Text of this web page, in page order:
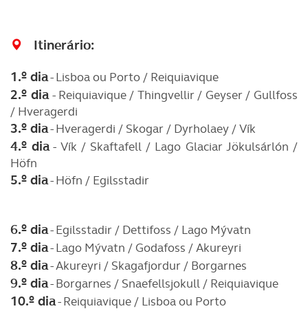
Itinerário:
1.º dia- Lisboa ou Porto / Reiquiavique
2.º dia- Reiquiavique / Thingvellir / Geyser / Gullfoss
/ Hveragerdi
3.º dia- Hveragerdi / Skogar / Dyrholaey / Vík
4.º dia- Vík / Skaftafell / Lago Glaciar Jökulsárlón /
Höfn
5.º dia- Höfn / Egilsstadir
6.º dia- Egilsstadir / Dettifoss / Lago Mývatn
7.º dia- Lago Mývatn / Godafoss / Akureyri
8.º dia- Akureyri / Skagafjordur / Borgarnes
9.º dia- Borgarnes / Snaefellsjokull / Reiquiavique
10.º dia- Reiquiavique / Lisboa ou Porto